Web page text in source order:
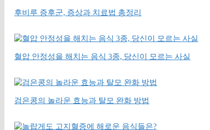
후비루 증후군, 증상과 치료법 총정리
혈압 안정성을 해치는 음식 3종, 당신이 모르는 사실
검은콩의 놀라운 효능과 탈모 완화 방법